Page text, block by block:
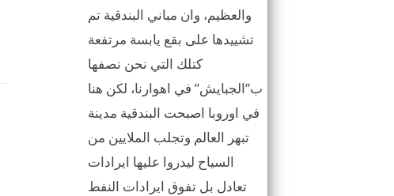
والعظيم، وان مباني البندقية تم
تشييدها على بقع يابسة مرتفعة
كتلك التي نحن نصفها
ب”الجبايش” في اهوارنا، لكن هنا
في اوروبا اصبحت البندقية مدينة
تبهر العالم وتجلب الملايين من
السياح ليدروا عليها ايرادات
تعادل بل تفوق ايرادات النفط